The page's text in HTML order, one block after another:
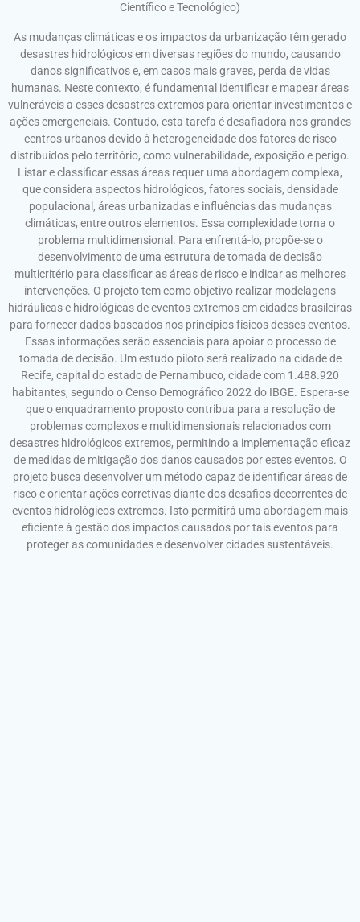
Científico e Tecnológico)
As mudanças climáticas e os impactos da urbanização têm gerado
desastres hidrológicos em diversas regiões do mundo, causando
danos significativos e, em casos mais graves, perda de vidas
humanas. Neste contexto, é fundamental identificar e mapear áreas
vulneráveis a esses desastres extremos para orientar investimentos e
ações emergenciais. Contudo, esta tarefa é desafiadora nos grandes
centros urbanos devido à heterogeneidade dos fatores de risco
distribuídos pelo território, como vulnerabilidade, exposição e perigo.
Listar e classificar essas áreas requer uma abordagem complexa,
que considera aspectos hidrológicos, fatores sociais, densidade
populacional, áreas urbanizadas e influências das mudanças
climáticas, entre outros elementos. Essa complexidade torna o
problema multidimensional. Para enfrentá-lo, propõe-se o
desenvolvimento de uma estrutura de tomada de decisão
multicritério para classificar as áreas de risco e indicar as melhores
intervenções. O projeto tem como objetivo realizar modelagens
hidráulicas e hidrológicas de eventos extremos em cidades brasileiras
para fornecer dados baseados nos princípios físicos desses eventos.
Essas informações serão essenciais para apoiar o processo de
tomada de decisão. Um estudo piloto será realizado na cidade de
Recife, capital do estado de Pernambuco, cidade com 1.488.920
habitantes, segundo o Censo Demográfico 2022 do IBGE. Espera-se
que o enquadramento proposto contribua para a resolução de
problemas complexos e multidimensionais relacionados com
desastres hidrológicos extremos, permitindo a implementação eficaz
de medidas de mitigação dos danos causados por estes eventos. O
projeto busca desenvolver um método capaz de identificar áreas de
risco e orientar ações corretivas diante dos desafios decorrentes de
eventos hidrológicos extremos. Isto permitirá uma abordagem mais
eficiente à gestão dos impactos causados por tais eventos para
proteger as comunidades e desenvolver cidades sustentáveis.